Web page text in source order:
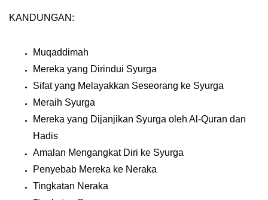
KANDUNGAN:
Muqaddimah
Mereka yang Dirindui Syurga
Sifat yang Melayakkan Seseorang ke Syurga
Meraih Syurga
Mereka yang Dijanjikan Syurga oleh Al-Quran dan
Hadis
Amalan Mengangkat Diri ke Syurga
Penyebab Mereka ke Neraka
Tingkatan Neraka